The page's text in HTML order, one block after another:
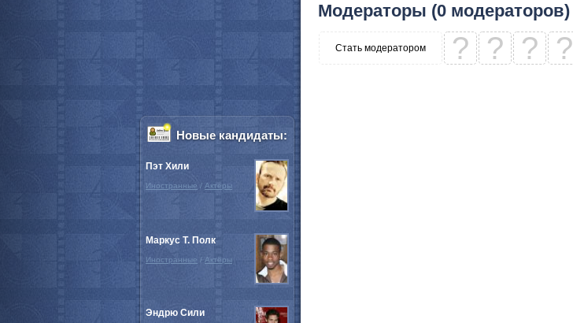
Модераторы (0 модераторов)
Стать модератором ? ? ? ?
Новые кандидаты:
Пэт Хили
Иностранные / Актёры
Маркус Т. Полк
Иностранные / Актёры
Эндрю Сили